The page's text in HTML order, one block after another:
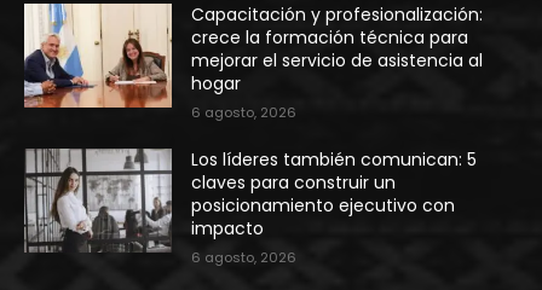
Capacitación y profesionalización:
crece la formación técnica para
mejorar el servicio de asistencia al
hogar
6 agosto, 2026
Los líderes también comunican: 5
claves para construir un
posicionamiento ejecutivo con
impacto
6 agosto, 2026